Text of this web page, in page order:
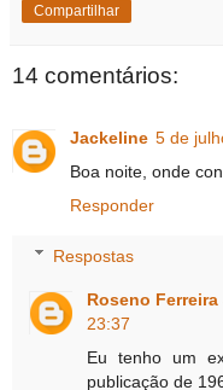
Compartilhar
14 comentários:
Jackeline 5 de
Boa noite, onde
Responder
Respostas
Roseno
23:37
Eu tenho um
publicação de